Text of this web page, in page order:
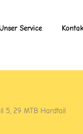
Service
5, 29 MTB Hardtail